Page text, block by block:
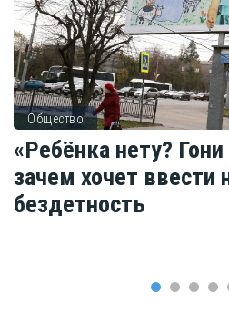
Общество
«Ребёнка нету?
зачем хочет ввести
бездетность